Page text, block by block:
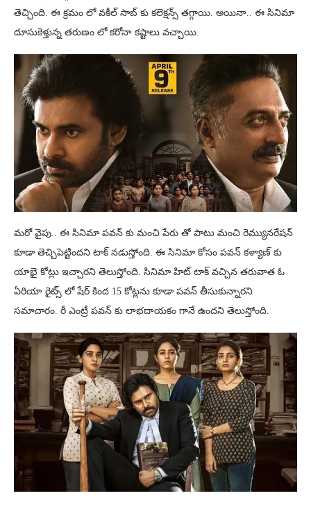
తెచ్చింది. ఈ క్రమం లో వకీల్ సాబ్ కు కలెక్షన్స్ తగ్గాయి. అయినా.. ఈ సినిమా
దూసుకెళ్తున్న తరుణం లో కరోనా కష్టాలు వచ్చాయి.
మరో వైపు.. ఈ సినిమా పవన్ కు మంచి పేరు తో పాటు మంచి రెమ్యునరేషన్
కూడా తెచ్చిపెట్టిందని టాక్ నడుస్తోంది. ఈ సినిమా కోసం పవన్ కళ్యాణ్ కు
యాభై కోట్లు ఇచ్చారని తెలుస్తోంది. సినిమా హిట్ టాక్ వచ్చిన తరువాత ఓ
ఏరియా రైట్స్ లో షేర్ కింద 15 కోట్లను కూడా పవన్ తీసుకున్నారని
సమాచారం. రీ ఎంట్రీ పవన్ కు లాభదాయకం గానే ఉందని తెలుస్తోంది.